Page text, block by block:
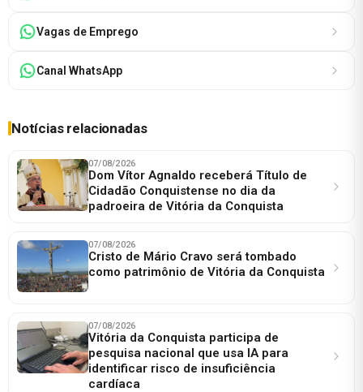
Vagas de Emprego
Canal WhatsApp
Notícias relacionadas
07/08/2026
Dom Vítor Agnaldo receberá Título de
Cidadão Conquistense no dia da
padroeira de Vitória da Conquista
07/08/2026
Cristo de Mário Cravo será tombado
como patrimônio de Vitória da Conquista
07/08/2026
Vitória da Conquista participa de
pesquisa nacional que usa IA para
identificar risco de insuficiência
cardíaca